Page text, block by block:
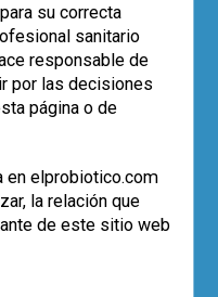
una cepa
su correcta
sanitario
responsable de
por las decisiones
página o de
en elprobiotico.com
la relación que
de este sitio web